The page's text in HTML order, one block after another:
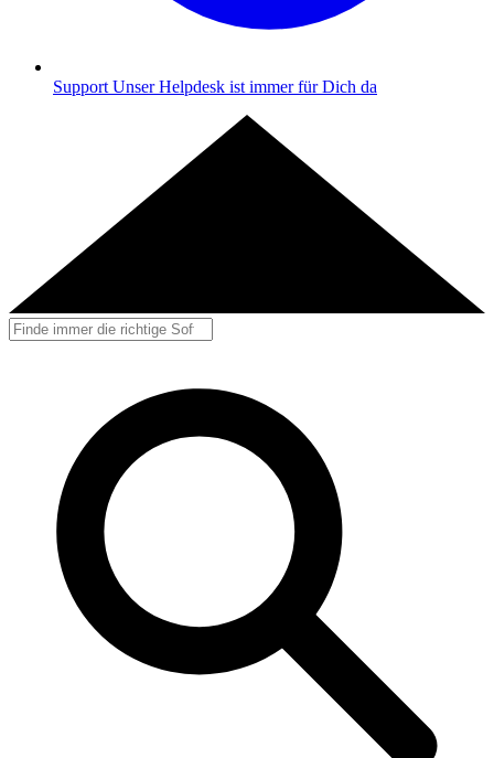
Support Unser Helpdesk ist immer für Dich da